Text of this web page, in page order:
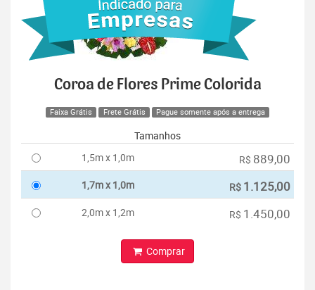
Coroa de Flores Prime Colorida
Faixa Grátis Frete Grátis Pague somente após a entrega
Tamanhos
1,5m x 1,0m
R$ 889,00
1,7m x 1,0m R$ 1.125,00
2,0m x 1,2m R$ 1.450,00
Comprar